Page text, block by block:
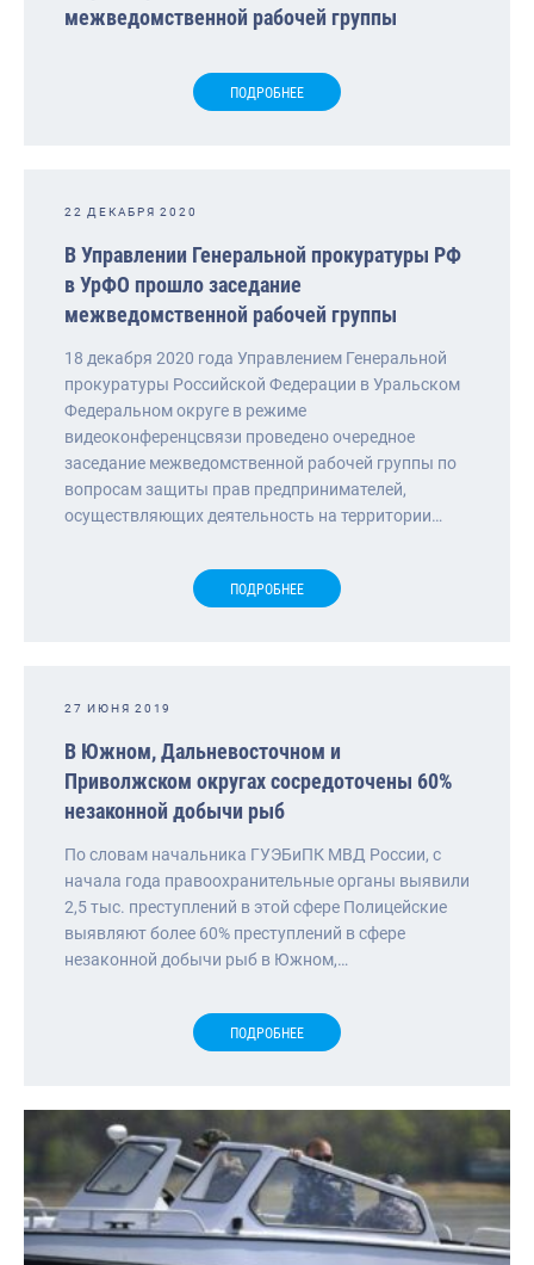
межведомственной рабочей группы
ПОДРОБНЕЕ
22 ДЕКАБРЯ 2020
В Управлении Генеральной прокуратуры РФ
в УрФО прошло заседание
межведомственной рабочей группы
18 декабря 2020 года Управлением Генеральной
прокуратуры Российской Федерации в Уральском
Федеральном округе в режиме
видеоконференцсвязи проведено очередное
заседание межведомственной рабочей группы по
вопросам защиты прав предпринимателей,
осуществляющих деятельность на территории…
ПОДРОБНЕЕ
27 ИЮНЯ 2019
В Южном, Дальневосточном и
Приволжском округах сосредоточены 60%
незаконной добычи рыб
По словам начальника ГУЭБиПК МВД России, с
начала года правоохранительные органы выявили
2,5 тыс. преступлений в этой сфере Полицейские
выявляют более 60% преступлений в сфере
незаконной добычи рыб в Южном,…
ПОДРОБНЕЕ